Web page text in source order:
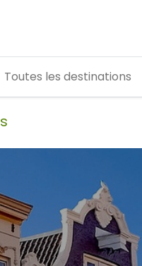
Toutes les destinations